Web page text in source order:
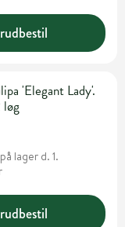
'Elegant Lady'.
løg
lager d. 1.